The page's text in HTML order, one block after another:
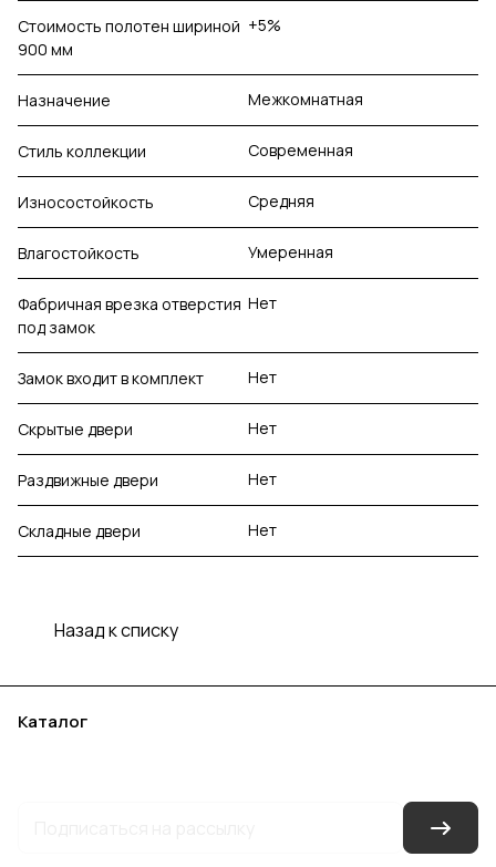
Стоимость полотен шириной
900 мм
+5%
Назначение Межкомнатная
Стиль коллекции Современная
Износостойкость Средняя
Влагостойкость Умеренная
Фабричная врезка отверстия
под замок
Нет
Замок входит в комплект Нет
Скрытые двери Нет
Раздвижные двери Нет
Складные двери Нет
Назад к списку
Каталог